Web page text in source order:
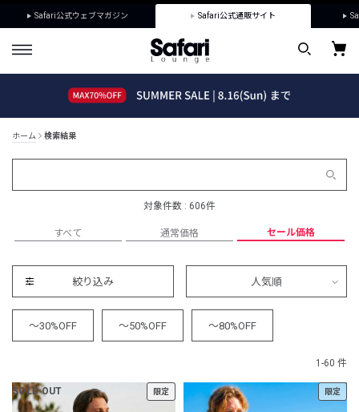
Safari公式ウェブマガジン Safari公式通販サイト
ホーム 検索結果
対象件数 : 606件
すべて 通常価格 セール価格
絞り込み 人気順
～30%OFF ～50%OFF ～80%OFF
1-60 件
SOLD OUT 限定 限定